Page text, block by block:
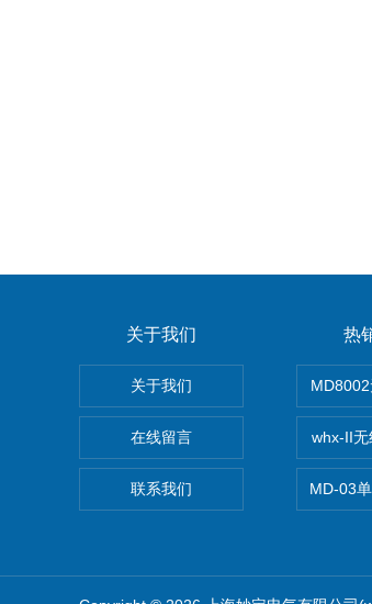
关于我们
关于我们
在线留言
联系我们
热
MD8002
whx-II无
MD-03